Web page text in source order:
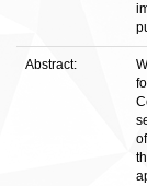
Abstract: